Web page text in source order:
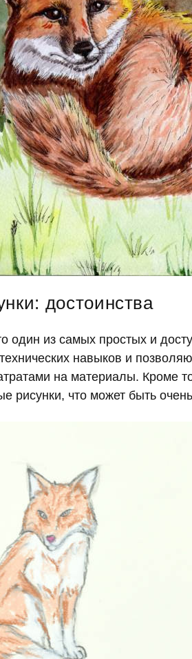
достоинства
один из самых простых и
навыков и
на материалы. Кроме
рисунки, что может быть